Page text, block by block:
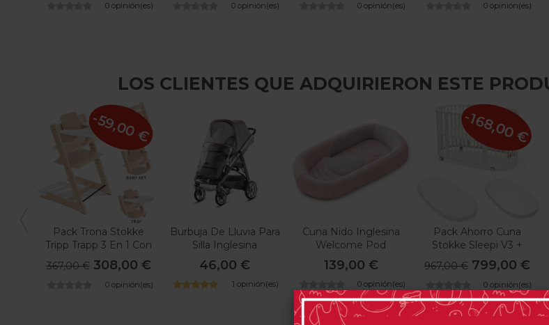
0 opinión(es) 0 opinión(es) 0 opinión(es) 0 opinión(es)
LOS CLIENTES QUE ADQUIRIERON ESTE
Pack Trona Stokke
Tripp Trapp 3 En 1 Con
Bandeja
367,00 € 308,00 €
0 opinión(es)
-59,00 €
Burbuja De Lluvia Para
Silla Inglesina
46,00 €
1 opinión(es)
Cuna Nido Inglesina
Welcome Pod
139,00 €
0 opinión(es)
Pack Ahorro Cuna
Stokke Sleepi V3 +
Colchón + Sábana
967,00 € 799,00 €
0 opinión(es)
-168,00 €